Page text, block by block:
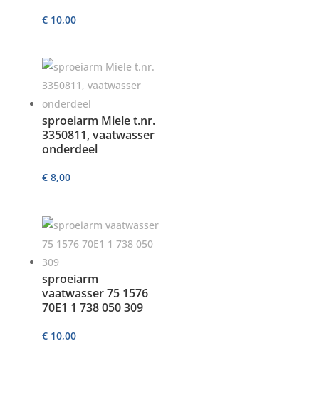
€10,00
sproeiarm Miele t.nr.
3350811, vaatwasser
onderdeel
€8,00
sproeiarm
vaatwasser 75 1576
70E1 1 738 050 309
€10,00